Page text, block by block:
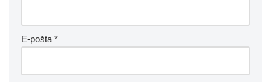
E-pošta *